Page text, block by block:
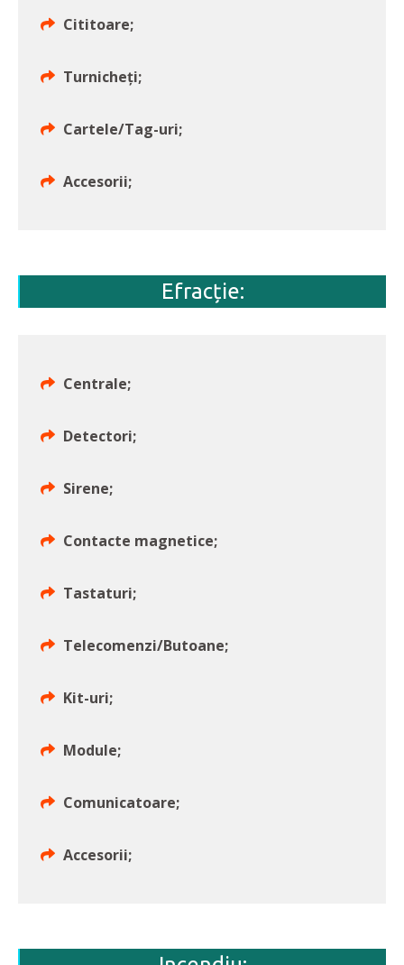
Cititoare;
Turnicheți;
Cartele/Tag-uri;
Accesorii;
Efracție:
Centrale;
Detectori;
Sirene;
Contacte magnetice;
Tastaturi;
Telecomenzi/Butoane;
Kit-uri;
Module;
Comunicatoare;
Accesorii;